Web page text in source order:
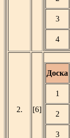
3
4
2. [6]
Доска
1
2
3